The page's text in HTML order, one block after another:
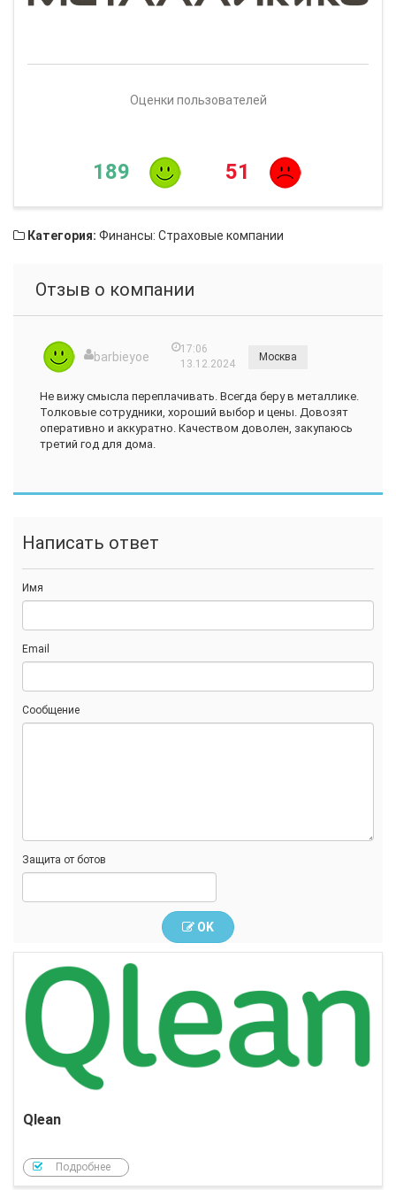
Оценки пользователей
189 51
Категория: Финансы: Страховые компании
Отзыв о компании
barbieyoe
17:06
13.12.2024
Москва
Не вижу смысла переплачивать. Всегда беру в металлике.
Толковые сотрудники, хороший выбор и цены. Довозят
оперативно и аккуратно. Качеством доволен, закупаюсь
третий год для дома.
Написать ответ
Имя
Email
Сообщение
Защита от ботов
OK
Qlean
Подробнее